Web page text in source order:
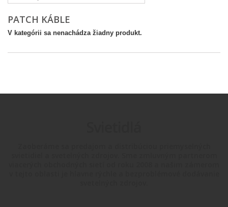
PATCH KÁBLE
V kategórii sa nenachádza žiadny produkt.